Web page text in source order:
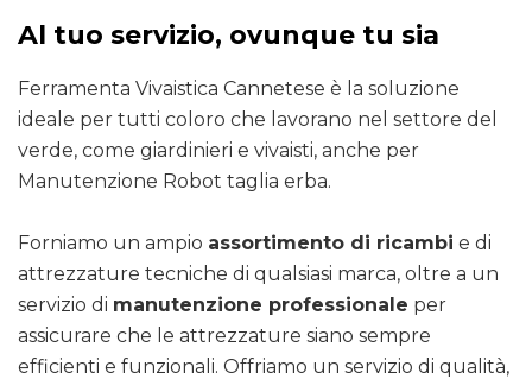
Al tuo servizio, ovunque tu sia
Ferramenta Vivaistica Cannetese è la soluzione
ideale per tutti coloro che lavorano nel settore del
verde, come giardinieri e vivaisti, anche per
Manutenzione Robot taglia erba.
Forniamo un ampio assortimento di ricambi e di
attrezzature tecniche di qualsiasi marca, oltre a un
servizio di manutenzione professionale per
assicurare che le attrezzature siano sempre
efficienti e funzionali. Offriamo un servizio di qualità,